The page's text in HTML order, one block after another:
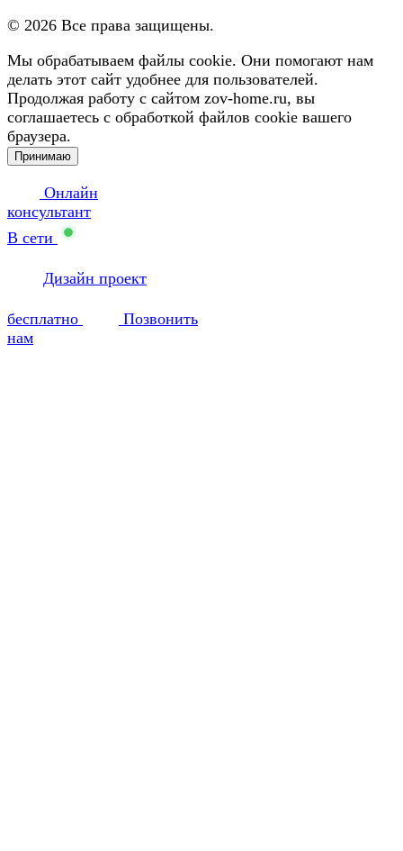
© 2026 Все права защищены.
Мы обрабатываем файлы cookie. Они помогают нам
делать этот сайт удобнее для пользователей.
Продолжая работу с сайтом zov-home.ru, вы
соглашаетесь с обработкой файлов cookie вашего
браузера.
Принимаю
Онлайн
консультант
В сети
Дизайн проект
бесплатно
Позвонить
нам